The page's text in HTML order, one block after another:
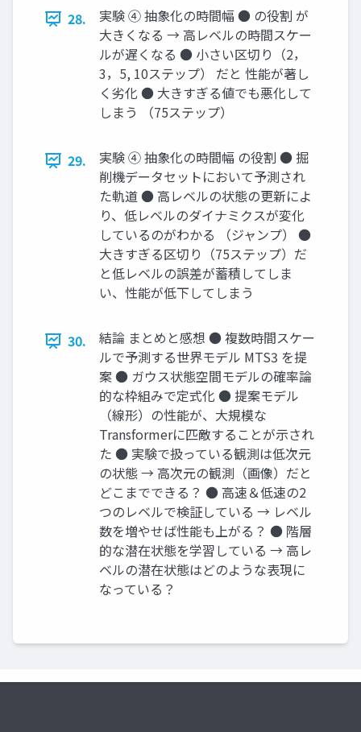
28.
実験 ④ 抽象化の時間幅 ● の役割 が
大きくなる → 高レベルの時間スケー
ルが遅くなる ● 小さい区切り（2，
3，5, 10ステップ） だと 性能が著し
く劣化 ● 大きすぎる値でも悪化して
しまう （75ステップ）
29.
実験 ④ 抽象化の時間幅 の役割 ● 掘
削機データセットにおいて予測され
た軌道 ● 高レベルの状態の更新によ
り、低レベルのダイナミクスが変化
しているのがわかる （ジャンプ） ●
大きすぎる区切り（75ステップ）だ
と低レベルの誤差が蓄積してしま
い、性能が低下してしまう
30.
結論 まとめと感想 ● 複数時間スケー
ルで予測する世界モデル MTS3 を提
案 ● ガウス状態空間モデルの確率論
的な枠組みで定式化 ● 提案モデル
（線形）の性能が、大規模な
Transformerに匹敵することが示され
た ● 実験で扱っている観測は低次元
の状態 → 高次元の観測（画像）だと
どこまでできる？ ● 高速＆低速の2
つのレベルで検証している → レベル
数を増やせば性能も上がる？ ● 階層
的な潜在状態を学習している → 高レ
ベルの潜在状態はどのような表現に
なっている？